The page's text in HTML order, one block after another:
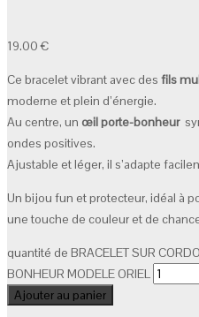
19.00€
Ce bracelet vibrant avec des fils
moderne et plein d’énergie.
Au centre, un œil porte-bonheur
ondes positives.
Ajustable et léger, il s’adapte
Un bijou fun et protecteur, idéal à
une touche de couleur et de
quantité de BRACELET SUR
BONHEUR MODELE ORIEL
Ajouter au panier